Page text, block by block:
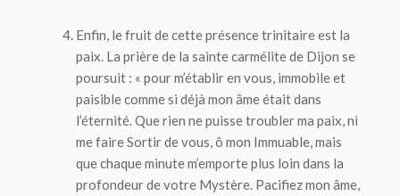
Enfin, le fruit de cette présence trinitaire est la
paix. La prière de la sainte carmélite de Dijon se
poursuit : « pour m’établir en vous, immobile et
paisible comme si déjà mon âme était dans
l’éternité. Que rien ne puisse troubler ma paix, ni
me faire Sortir de vous, ô mon Immuable, mais
que chaque minute m’emporte plus loin dans la
profondeur de votre Mystère. Pacifiez mon âme,